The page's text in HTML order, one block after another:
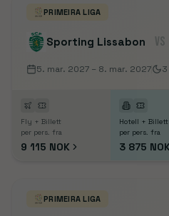
PRIMEIRA LIGA
Sporting Lissabon VS
5. mar. 2027 – 8. mar. 2027 3
Fly + Billett
per pers. fra
9 115 NOK
Hotell + Billett
per pers. fra
3 875 NOK
PRIMEIRA LIGA